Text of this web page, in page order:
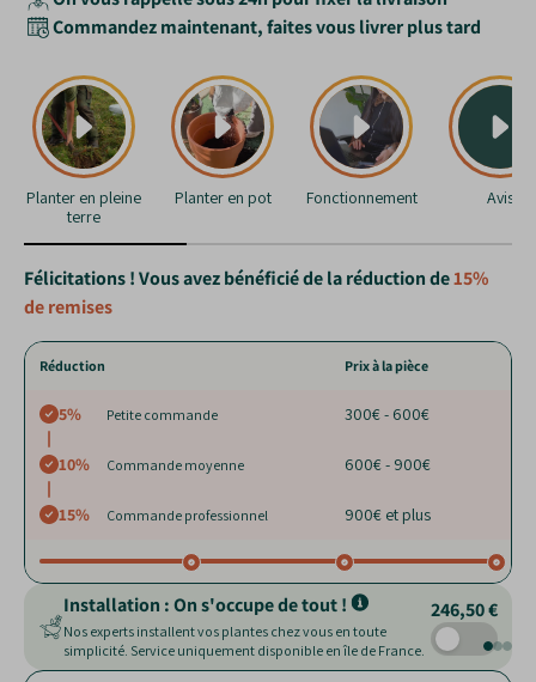
Commandez maintenant, faites vous livrer plus tard
Planter en pleine
terre
Planter en pot Fonctionnement Avis
Félicitations ! Vous avez bénéficié de la réduction de15%
de remises
Réduction Prix à la pièce
5% Petite commande 300€ - 600€
10% Commande moyenne 600€ - 900€
15% Commande professionnel 900€ et plus
Installation : On s'occupe de tout !
Nos experts installent vos plantes chez vous en toute
simplicité. Service uniquement disponible en île de France.
246,50 €